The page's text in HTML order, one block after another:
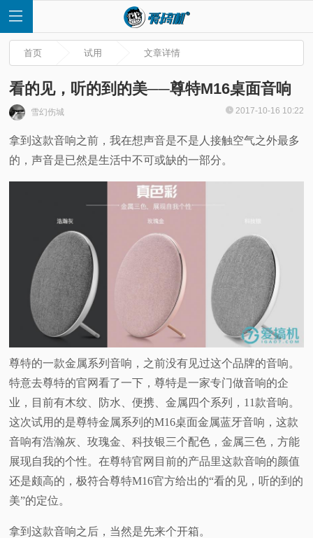
页
频
科
普
体
首页 试用 文章详情
看的见，听的到的美──尊特M16桌面音响
雪幻伤城 2017-10-16 10:22
拿到这款音响之前，我在想声音是不是人接触空气之外最多
的，声音是已然是生活中不可或缺的一部分。
尊特的一款金属系列音响，之前没有见过这个品牌的音响。
特意去尊特的官网看了一下，尊特是一家专门做音响的企
业，目前有木纹、防水、便携、金属四个系列，11款音响。
这次试用的是尊特金属系列的M16桌面金属蓝牙音响，这款
音响有浩瀚灰、玫瑰金、科技银三个配色，金属三色，方能
展现自我的个性。在尊特官网目前的产品里这款音响的颜值
还是颇高的，极符合尊特M16官方给出的“看的见，听的到的
美”的定位。
拿到这款音响之后，当然是先来个开箱。